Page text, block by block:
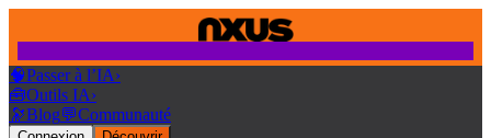
🧠Passer à l’IA›
🧰Outils IA›
🔭Blog💬Communauté